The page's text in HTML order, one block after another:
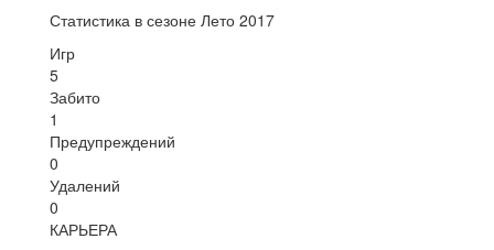
Статистика в сезоне Лето 2017
Игр
5
Забито
1
Предупреждений
0
Удалений
0
КАРЬЕРА